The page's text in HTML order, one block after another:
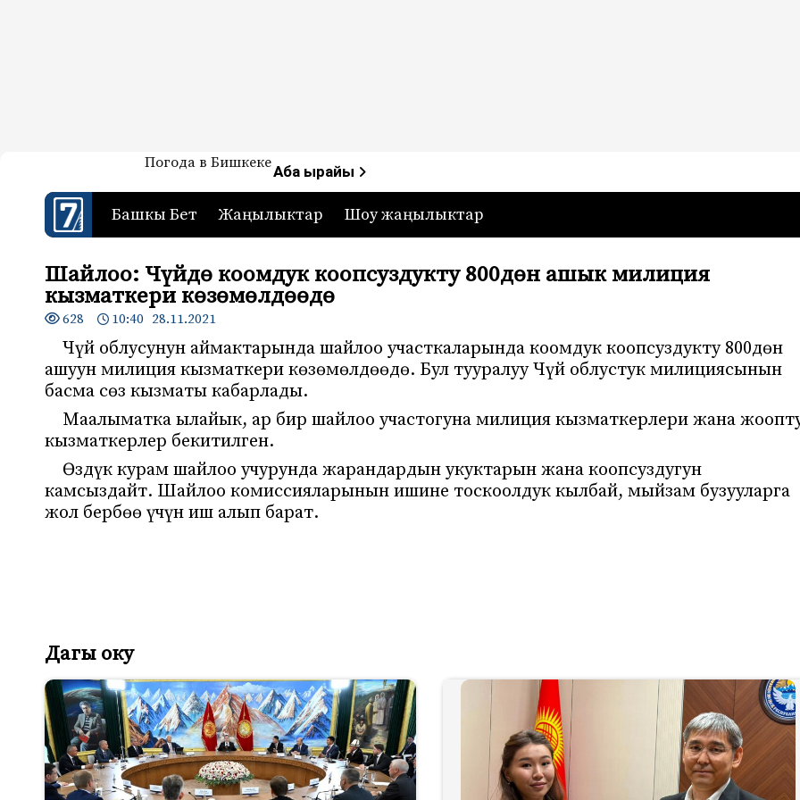
7-канал. Жаңылыктар — Кыргызстан
Жаңылыктар — Кыргызстан
Погода в БишкекеАба ырайы
Башкы Бет Жаңылыктар Шоу жаңылыктар
Шайлоо: Чүйдө коомдук коопсуздукту 800дөн ашык милиция
кызматкери көзөмөлдөөдө
628 10:40 28.11.2021
Чүй облусунун аймактарында шайлоо участкаларында коомдук коопсуздукту 800дөн
ашуун милиция кызматкери көзөмөлдөөдө. Бул тууралуу Чүй облустук милициясынын
басма сөз кызматы кабарлады.
Маалыматка ылайык, ар бир шайлоо участогуна милиция кызматкерлери жана
кызматкерлер бекитилген.
Өздүк курам шайлоо учурунда жарандардын укуктарын жана коопсуздугун
камсыздайт. Шайлоо комиссияларынын ишине тоскоолдук кылбай, мыйзам бузууларга
жол бербөө үчүн иш алып барат.
Дагы оку